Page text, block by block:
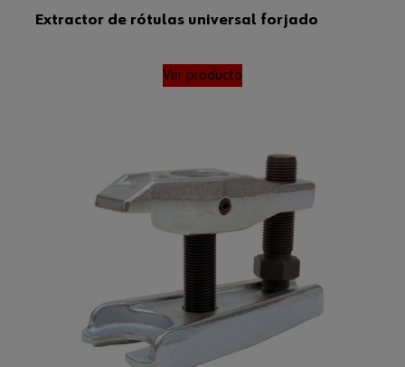
Extractor de rótulas universal forjado
Ver producto